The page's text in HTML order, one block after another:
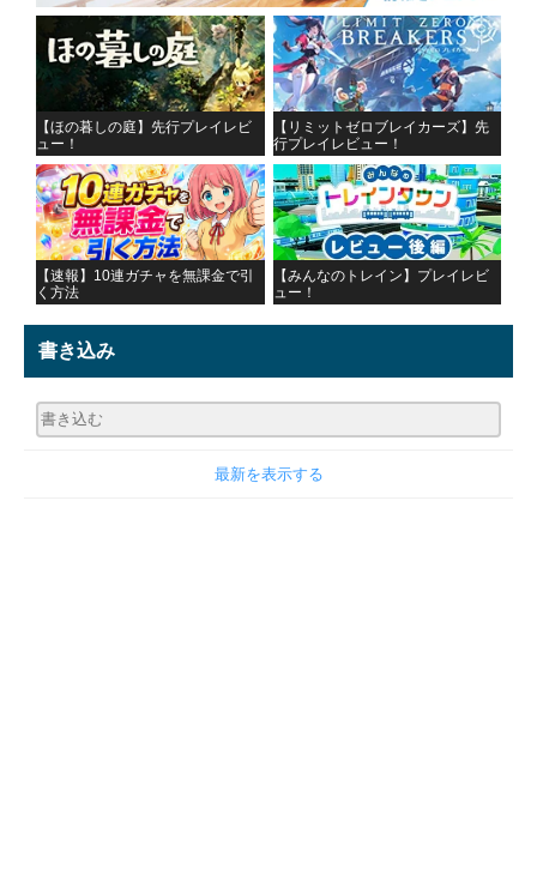
【ほの暮しの庭】先行プレイレビ
ュー！
【リミットゼロブレイカーズ】先
行プレイレビュー！
【速報】10連ガチャを無課金で引
く方法
【みんなのトレイン】プレイレビ
ュー！
書き込み
最新を表示する